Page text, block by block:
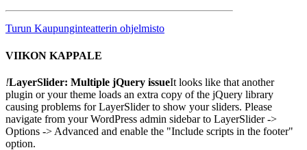
Turun Kaupunginteatterin ohjelmisto
VIIKON KAPPALE
!LayerSlider: Multiple jQuery issueIt looks like that another
plugin or your theme loads an extra copy of the jQuery library
causing problems for LayerSlider to show your sliders. Please
navigate from your WordPress admin sidebar to LayerSlider ->
Options -> Advanced and enable the "Include scripts in the footer"
option.